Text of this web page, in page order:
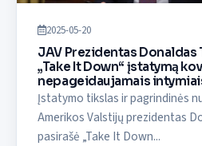
2025-05-20
JAV Prezidentas Donaldas
„Take It Down“ įstatymą
nepageidaujamais
Įstatymo tikslas ir pagrindinės
Amerikos Valstijų prezidentas
pasirašė „Take It Down...